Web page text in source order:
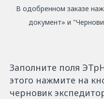
В одобренном заказе
документ» и
Заполните поля
этого нажмите на
черновик